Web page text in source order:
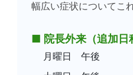
幅広い症状についてこ
■ 院長外来（追加日
月曜日 午後